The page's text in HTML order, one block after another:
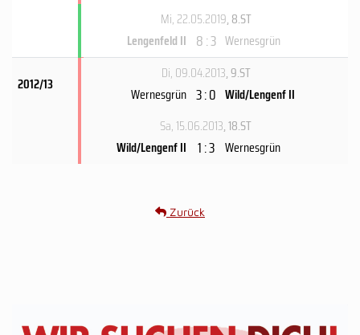
Mi, 22.05.2019, 8.ST
Lengenfeld II 8 : 3 Wernesgrün
2012/13
Di, 09.04.2013, 9.ST
Wernesgrün 3 : 0 Wild/Lengenf II
Sa, 15.06.2013, 18.ST
Wild/Lengenf II 1 : 3 Wernesgrün
Zurück